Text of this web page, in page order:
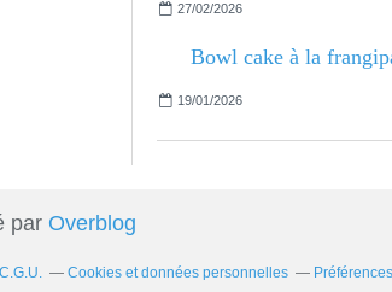
27/02/2026
Bowl cake à la
19/01/2026
par Overblog
C.G.U. Cookies et données personnelles